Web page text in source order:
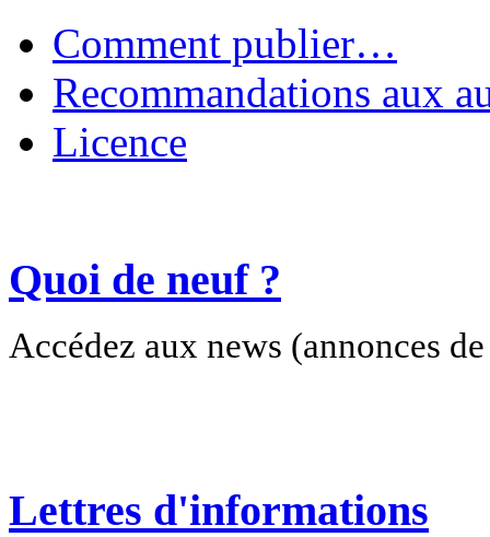
Comment publier…
Recommandations aux
Licence
Quoi de neuf ?
Accédez aux news (annonces
Lettres d'informations